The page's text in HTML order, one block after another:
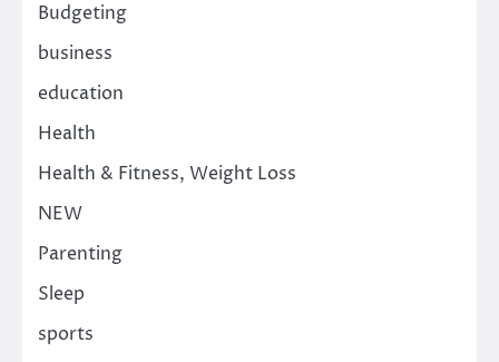
Budgeting
business
education
Health
Health & Fitness, Weight Loss
NEW
Parenting
Sleep
sports